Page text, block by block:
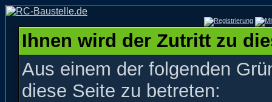
Ihnen wird der Zutritt zu
Aus einem der folgenden
diese Seite zu betreten: